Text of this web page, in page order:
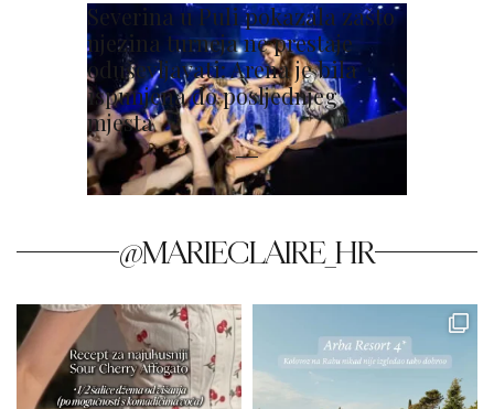
Severina u Puli pokazala zašto
njezina turneja ne prestaje
oduševljavati: Arena je bila
ispunjena do posljednjeg
mjesta
@MARIECLAIRE_HR